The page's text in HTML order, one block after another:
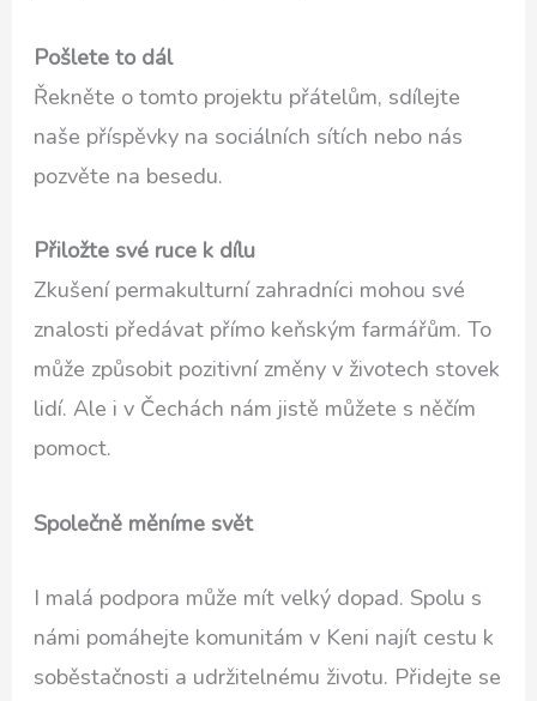
Pošlete to dál
Řekněte o tomto projektu přátelům, sdílejte
naše příspěvky na sociálních sítích nebo nás
pozvěte na besedu.
Přiložte své ruce k dílu
Zkušení permakulturní zahradníci mohou své
znalosti předávat přímo keňským farmářům. To
může způsobit pozitivní změny v životech stovek
lidí. Ale i v Čechách nám jistě můžete s něčím
pomoct.
Společně měníme svět
I malá podpora může mít velký dopad. Spolu s
námi pomáhejte komunitám v Keni najít cestu k
soběstačnosti a udržitelnému životu. Přidejte se